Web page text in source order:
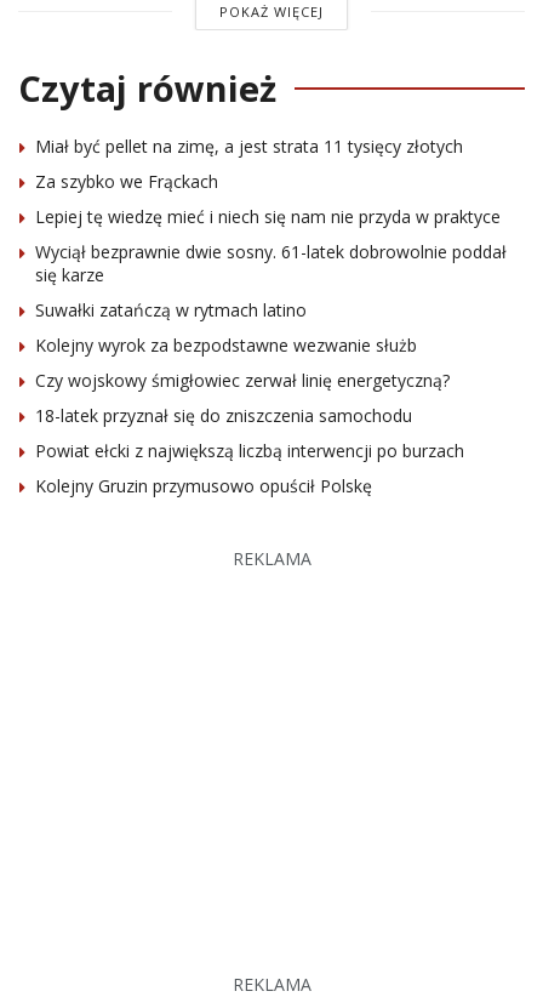
POKAŻ WIĘCEJ
Czytaj również
Miał być pellet na zimę, a jest strata 11 tysięcy złotych
Za szybko we Frąckach
Lepiej tę wiedzę mieć i niech się nam nie przyda w praktyce
Wyciął bezprawnie dwie sosny. 61-latek dobrowolnie poddał
się karze
Suwałki zatańczą w rytmach latino
Kolejny wyrok za bezpodstawne wezwanie służb
Czy wojskowy śmigłowiec zerwał linię energetyczną?
18-latek przyznał się do zniszczenia samochodu
Powiat ełcki z największą liczbą interwencji po burzach
Kolejny Gruzin przymusowo opuścił Polskę
REKLAMA
REKLAMA